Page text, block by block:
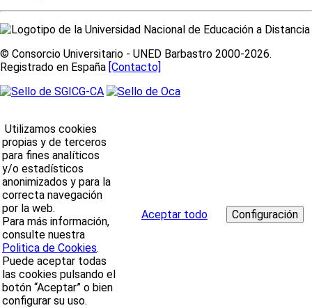
© Consorcio Universitario - UNED Barbastro 2000-2026.
Registrado en España [Contacto]
Utilizamos cookies
propias y de terceros
para fines analíticos
y/o estadísticos
anonimizados y para la
correcta navegación
por la web.
Para más información,
consulte nuestra
Politica de Cookies.
Puede aceptar todas
las cookies pulsando el
botón “Aceptar” o bien
configurar su uso.
Aceptar todo